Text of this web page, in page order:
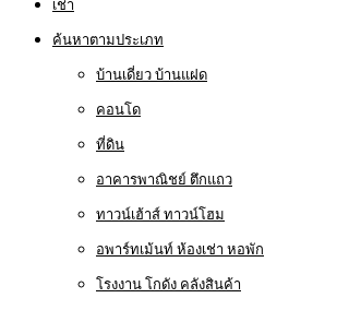
เช่า
ค้นหาตามประเภท
บ้านเดี่ยว บ้านแฝด
คอนโด
ที่ดิน
อาคารพาณิชย์ ตึกแถว
ทาวน์เฮ้าส์ ทาวน์โฮม
อพาร์ทเม้นท์ ห้องเช่า หอพัก
โรงงาน โกดัง คลังสินค้า